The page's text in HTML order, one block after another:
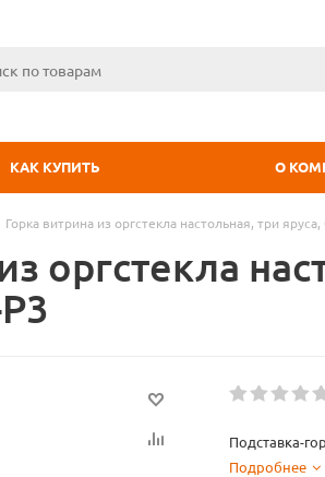
КАК КУПИТЬ О
Горка витрина из оргстекла настольная, три яруса,
оргстекла
Подставка-
Подробнее